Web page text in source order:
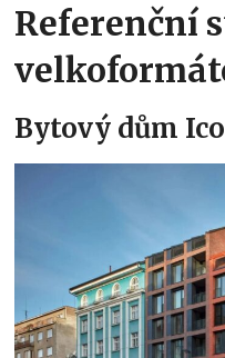
Referenční
Bytový dům